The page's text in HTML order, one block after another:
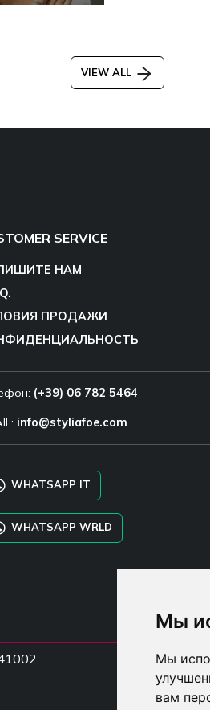
Мы
Мы
вам
VIEW ALL
SERVICE
НАМ
ПРОДАЖИ
(+39) 06 782 5464
info@styliafoe.com
WHATSAPP IT
WHATSAPP WRLD